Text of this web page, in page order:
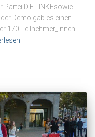
DIE LINKEsowie
Demo gab es einen
170 Teilnehmer_innen.